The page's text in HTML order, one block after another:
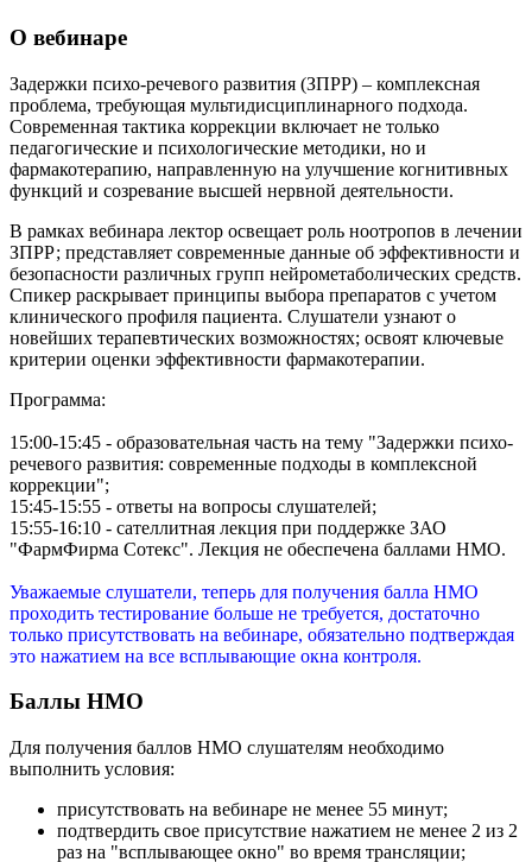
О вебинаре
Задержки психо-речевого развития (ЗПРР) – комплексная
проблема, требующая мультидисциплинарного подхода.
Современная тактика коррекции включает не только
педагогические и психологические методики, но и
фармакотерапию, направленную на улучшение когнитивных
функций и созревание высшей нервной деятельности.
В рамках вебинара лектор освещает роль ноотропов в лечении
ЗПРР; представляет современные данные об эффективности и
безопасности различных групп нейрометаболических средств.
Спикер раскрывает принципы выбора препаратов с учетом
клинического профиля пациента. Слушатели узнают о
новейших терапевтических возможностях; освоят ключевые
критерии оценки эффективности фармакотерапии.
Программа:
15:00-15:45 - образовательная часть на тему "Задержки психо-
речевого развития: современные подходы в комплексной
коррекции";
15:45-15:55 - ответы на вопросы слушателей;
15:55-16:10 - сателлитная лекция при поддержке ЗАО
"ФармФирма Сотекс". Лекция не обеспечена баллами НМО.
Уважаемые слушатели, теперь для получения балла НМО
проходить тестирование больше не требуется, достаточно
только присутствовать на вебинаре, обязательно подтверждая
это нажатием на все всплывающие окна контроля.
Баллы НМО
Для получения баллов НМО слушателям необходимо
выполнить условия:
присутствовать на вебинаре не менее 55 минут;
подтвердить свое присутствие нажатием не менее 2 из 2
раз на "всплывающее окно" во время трансляции;